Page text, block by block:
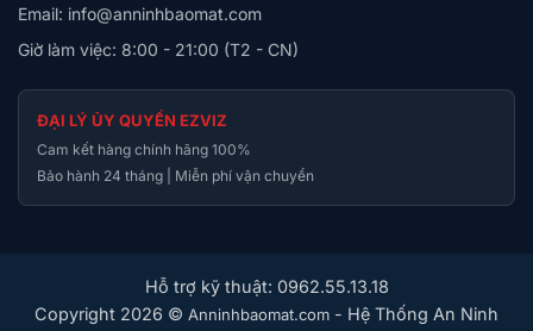
Tiết kiệm thời gian– sưởi nóng trong 3 phút, sấy
Giảm chi phí năng lượng
độ ẩm, giảm nhu cầu sấy khô liên tục.
An toàn cho gia đình
– không khí khô, giảm nguy cơ
sáng và chế độ thông gió qua ứng dụng.
Email: info@anninhbaomat.com
Giờ làm việc: 8:00 - 21:00 (T2 - CN)
ĐẠI LÝ ỦY QUYỀN EZVIZ
Cam kết hàng chính hãng 100%
Bảo hành 24 tháng | Miễn phí vận chuyển
Hỗ trợ kỹ thuật: 0962.55.13.18
Copyright 2026 © Anninhbaomat.com - Hệ Thống An Ninh